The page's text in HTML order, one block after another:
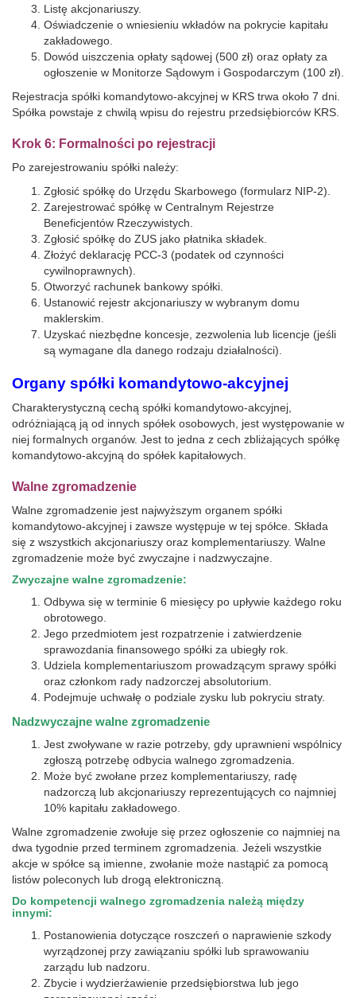
Listę akcjonariuszy.
Oświadczenie o wniesieniu wkładów na pokrycie kapitału
zakładowego.
Dowód uiszczenia opłaty sądowej (500 zł) oraz opłaty za
ogłoszenie w Monitorze Sądowym i Gospodarczym (100 zł).
Rejestracja spółki komandytowo-akcyjnej w KRS trwa około 7 dni.
Spółka powstaje z chwilą wpisu do rejestru przedsiębiorców KRS.
Krok 6: Formalności po rejestracji
Po zarejestrowaniu spółki należy:
Zgłosić spółkę do Urzędu Skarbowego (formularz NIP-2).
Zarejestrować spółkę w Centralnym Rejestrze
Beneficjentów Rzeczywistych.
Zgłosić spółkę do ZUS jako płatnika składek.
Złożyć deklarację PCC-3 (podatek od czynności
cywilnoprawnych).
Otworzyć rachunek bankowy spółki.
Ustanowić rejestr akcjonariuszy w wybranym domu
maklerskim.
Uzyskać niezbędne koncesje, zezwolenia lub licencje (jeśli
są wymagane dla danego rodzaju działalności).
Organy spółki komandytowo-akcyjnej
Charakterystyczną cechą spółki komandytowo-akcyjnej,
odróżniającą ją od innych spółek osobowych, jest występowanie w
niej formalnych organów. Jest to jedna z cech zbliżających spółkę
komandytowo-akcyjną do spółek kapitałowych.
Walne zgromadzenie
Walne zgromadzenie jest najwyższym organem spółki
komandytowo-akcyjnej i zawsze występuje w tej spółce. Składa
się z wszystkich akcjonariuszy oraz komplementariuszy. Walne
zgromadzenie może być zwyczajne i nadzwyczajne.
Zwyczajne walne zgromadzenie:
Odbywa się w terminie 6 miesięcy po upływie każdego roku
obrotowego.
Jego przedmiotem jest rozpatrzenie i zatwierdzenie
sprawozdania finansowego spółki za ubiegły rok.
Udziela komplementariuszom prowadzącym sprawy spółki
oraz członkom rady nadzorczej absolutorium.
Podejmuje uchwałę o podziale zysku lub pokryciu straty.
Nadzwyczajne walne zgromadzenie
Jest zwoływane w razie potrzeby, gdy uprawnieni wspólnicy
zgłoszą potrzebę odbycia walnego zgromadzenia.
Może być zwołane przez komplementariuszy, radę
nadzorczą lub akcjonariuszy reprezentujących co najmniej
10% kapitału zakładowego.
Walne zgromadzenie zwołuje się przez ogłoszenie co najmniej na
dwa tygodnie przed terminem zgromadzenia. Jeżeli wszystkie
akcje w spółce są imienne, zwołanie może nastąpić za pomocą
listów poleconych lub drogą elektroniczną.
Do kompetencji walnego zgromadzenia należą między
innymi:
Postanowienia dotyczące roszczeń o naprawienie szkody
wyrządzonej przy zawiązaniu spółki lub sprawowaniu
zarządu lub nadzoru.
Zbycie i wydzierżawienie przedsiębiorstwa lub jego